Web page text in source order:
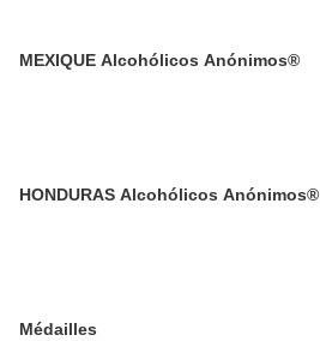
MEXIQUE Alcohólicos Anónimos®
HONDURAS Alcohólicos Anónimos®
Médailles